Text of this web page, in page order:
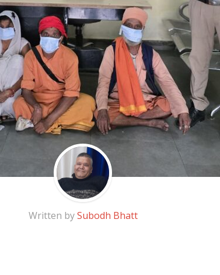
Written bySubodh Bhatt